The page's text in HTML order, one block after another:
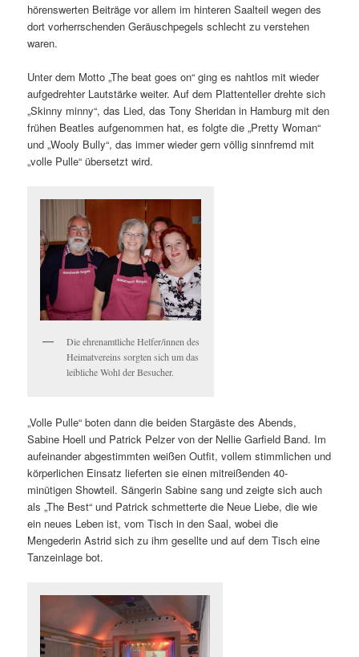
hörenswerten Beiträge vor allem im hinteren Saalteil wegen des
dort vorherrschenden Geräuschpegels schlecht zu verstehen
waren.
Unter dem Motto „The beat goes on“ ging es nahtlos mit wieder
aufgedrehter Lautstärke weiter. Auf dem Plattenteller drehte sich
„Skinny minny“, das Lied, das Tony Sheridan in Hamburg mit den
frühen Beatles aufgenommen hat, es folgte die „Pretty Woman“
und „Wooly Bully“, das immer wieder gern völlig sinnfremd mit
„volle Pulle“ übersetzt wird.
Die ehrenamtliche Helfer/innen des
Heimatvereins sorgten sich um das
leibliche Wohl der Besucher.
„Volle Pulle“ boten dann die beiden Stargäste des Abends,
Sabine Hoell und Patrick Pelzer von der Nellie Garfield Band. Im
aufeinander abgestimmten weißen Outfit, vollem stimmlichen und
körperlichen Einsatz lieferten sie einen mitreißenden 40-
minütigen Showteil. Sängerin Sabine sang und zeigte sich auch
als „The Best“ und Patrick schmetterte die Neue Liebe, die wie
ein neues Leben ist, vom Tisch in den Saal, wobei die
Mengederin Astrid sich zu ihm gesellte und auf dem Tisch eine
Tanzeinlage bot.